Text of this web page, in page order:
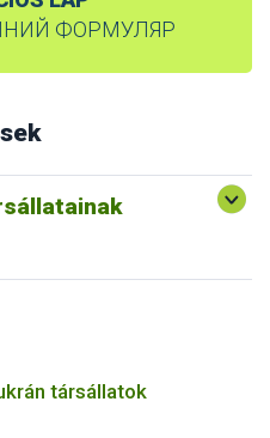
ФОРМУЛЯР
társállatok